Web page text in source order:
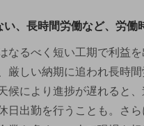
い、長時間労働など、労働
なるべく短い工期で利益
厳しい納期に追われ長時
候により進捗が遅れると
日出勤を行うことも。さら